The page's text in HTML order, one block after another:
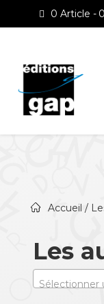
0 Article
Accueil /
Les
Sélectionner